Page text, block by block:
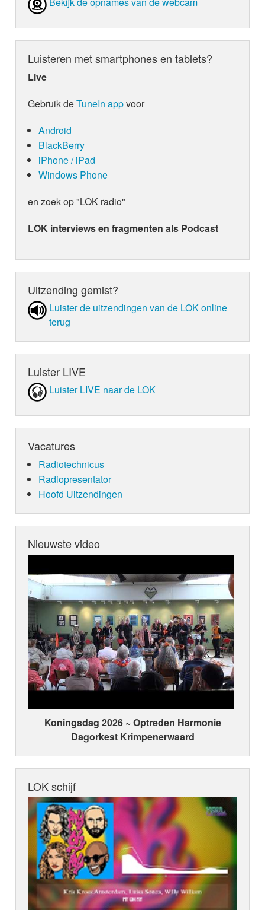
Luisteren met smartphones en tablets?
Live
Gebruik deTuneIn appvoor
Android
BlackBerry
iPhone / iPad
Windows Phone
en zoek op "LOK radio"
LOK interviews en fragmenten als Podcast
Uitzending gemist?
Luister de uit­zen­din­gen van de LOK online
terug
Luister LIVE
Luister LIVE naar de LOK
Vacatures
Radiotechnicus
Radiopresentator
Hoofd Uitzendingen
Nieuwste video
Koningsdag 2026 ~ Optreden Harmonie
Dagorkest Krimpenerwaard
LOK schijf